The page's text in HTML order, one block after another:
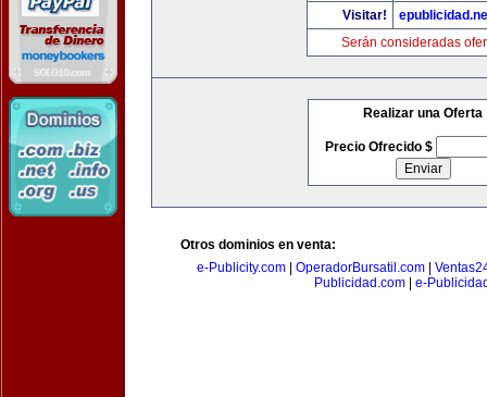
Visitar!
Serán consideradas
Realizar una Oferta
Precio Ofrecido $
Otros dominios en venta:
e-Publicity.com| OperadorBursatil.com|
Publicidad.com| e-